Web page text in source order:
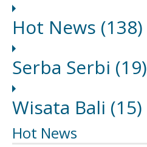
Hot News (138)
Serba Serbi (19)
Wisata Bali (15)
Hot News